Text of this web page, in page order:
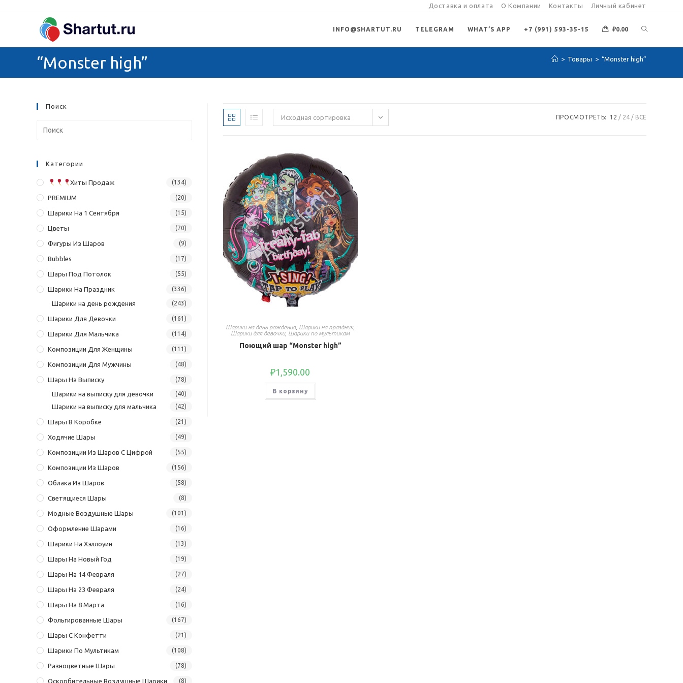
содержимому
Доставка и оплата О Компании Контакты Личный кабинет
INFO@SHARTUT.RU TELEGRAM WHAT’S APP +7 (991) 593-35-15 ₽0.00
ПОИСК
“Monster high” > Товары > “Monster high”
Исходная сортировка ПРОСМОТРЕТЬ: 12 24 ВСЕ
Шарики на день рождения, Шарики на праздник,
Шарики для девочки, Шарики по мультикам
Поющий шар “Monster high”
₽1,590.00
В корзину
Поиск
Категории
Хиты Продаж (134)
PREMIUM (20)
Шарики На 1 Сентября (15)
Цветы (70)
Фигуры Из Шаров (9)
Bubbles (17)
Шары Под Потолок (55)
Шарики На Праздник (336)
Шарики на день рождения (243)
Шарики Для Девочки (161)
Шарики Для Мальчика (114)
Композиции Для Женщины (111)
Композиции Для Мужчины (48)
Шары На Выписку (78)
Шарики на выписку для девочки (40)
Шарики на выписку для мальчика (42)
Шары В Коробке (21)
Ходячие Шары (49)
Композиции Из Шаров С Цифрой (55)
Композиции Из Шаров (156)
Облака Из Шаров (58)
Светящиеся Шары (8)
Модные Воздушные Шары (101)
Оформление Шарами (16)
Шарики На Хэллоуин (13)
Шары На Новый Год (19)
Шары На 14 Февраля (27)
Шары На 23 Февраля (24)
Шары На 8 Марта (16)
Фольгированные Шары (167)
Шары С Конфетти (21)
Шарики По Мультикам (108)
Разноцветные Шары (78)
Оскорбительные Воздушные Шарики (8)